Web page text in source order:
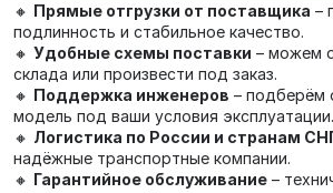
🔸 Прямые отгрузки от поставщика –
подлинность и стабильное качество.
🔸 Удобные схемы поставки – можем
склада или произвести под заказ.
🔸 Поддержка инженеров – подберём
модель под ваши условия эксплуатации.
🔸 Логистика по России и странам
надёжные транспортные компании.
🔸 Гарантийное обслуживание –